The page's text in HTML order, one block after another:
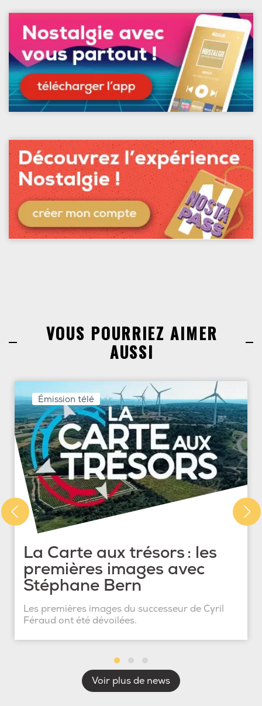
VOUS POURRIEZ AIMER
AUSSI
Émission télé
La Carte aux trésors : les
premières images avec
Stéphane Bern
Les premières images du successeur de Cyril
Féraud ont été dévoilées.
Voir plus de news